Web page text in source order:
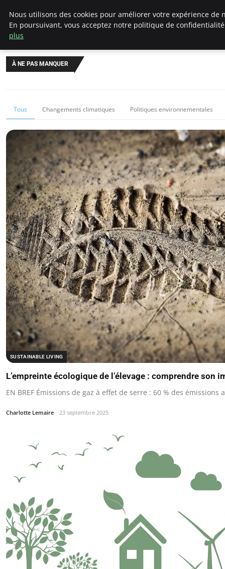
Climategatecountryclub.com
À NE PAS MANQUER
Tous Changements climatiques Politiques environnementales
SUSTAINABLE LIVING
L’empreinte écologique de l’élevage : comprendre son
EN BREF Émissions de gaz à effet de serre : 60 % des émissions
Charlotte Lemaire 23 septembre 2025
Nous utilisons des cookies pour améliorer votre expérience de
En poursuivant, vous acceptez notre politique de
plus